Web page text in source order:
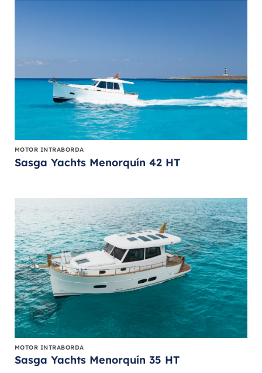
MOTOR INTRABORDA
Sasga Yachts Menorquín 42 HT
MOTOR INTRABORDA
Sasga Yachts Menorquín 35 HT